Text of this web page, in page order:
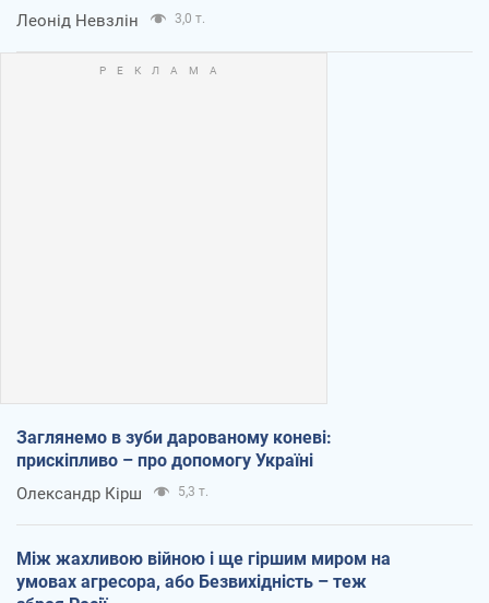
Леонід Невзлін 3,0 т.
Заглянемо в зуби дарованому коневі:
прискіпливо – про допомогу Україні
Олександр Кірш 5,3 т.
Між жахливою війною і ще гіршим миром на
умовах агресора, або Безвихідність – теж